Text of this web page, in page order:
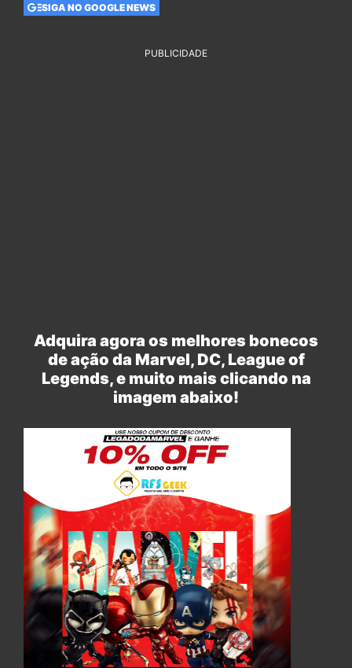
SIGA NO GOOGLE NEWS
PUBLICIDADE
Adquira agora os melhores bonecos
de ação da Marvel, DC, League of
Legends, e muito mais clicando na
imagem abaixo!